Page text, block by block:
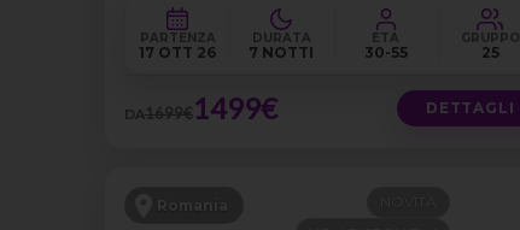
PARTENZA
17 OTT 26
DURATA
7 NOTTI
ETÀ
30-55
GRUPPO
25
DA1699€1499€ DETTAGLI
Romania